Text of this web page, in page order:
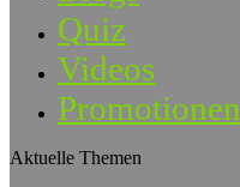
Quiz
Videos
Promotionen
Aktuelle Themen